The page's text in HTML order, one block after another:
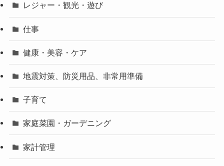
レジャー・観光・遊び
仕事
健康・美容・ケア
地震対策、防災用品、非常用準備
子育て
家庭菜園・ガーデニング
家計管理